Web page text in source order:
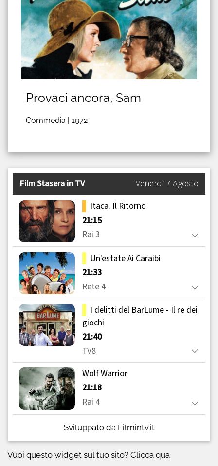
Provaci ancora, Sam
Commedia | 1972
Sviluppato da Filmintv.it
Vuoi questo widget sul tuo sito? Clicca qua